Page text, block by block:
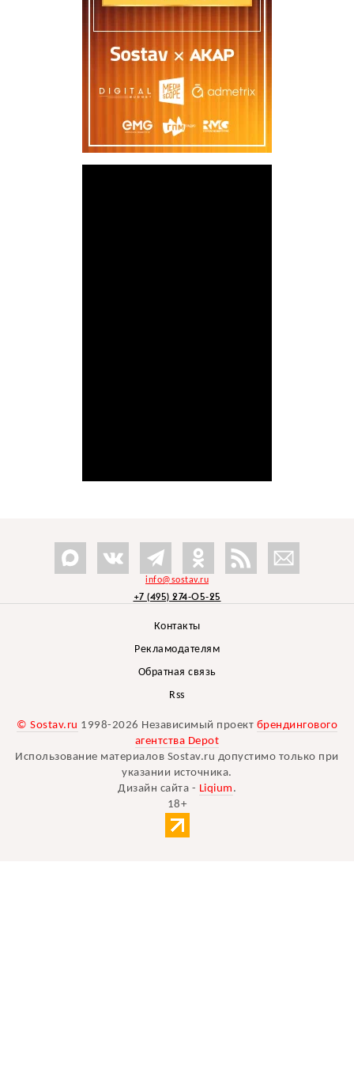
info@sostav.ru
+7 (495) 274-05-25
Контакты
Рекламодателям
Обратная связь
Rss
© Sostav.ru 1998-2026 Независимый проект брендингового
агентства Depot
Использование материалов Sostav.ru допустимо только при
указании источника.
Дизайн сайта - Liqium .
18+